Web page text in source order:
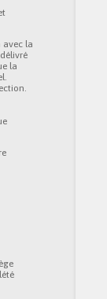
avec la
la